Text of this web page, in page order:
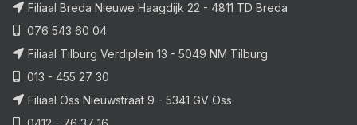
Filiaal Breda Nieuwe Haagdijk 22 - 4811 TD Breda
076 543 60 04
Filiaal Tilburg Verdiplein 13 - 5049 NM Tilburg
013 - 455 27 30
Filiaal Oss Nieuwstraat 9 - 5341 GV Oss